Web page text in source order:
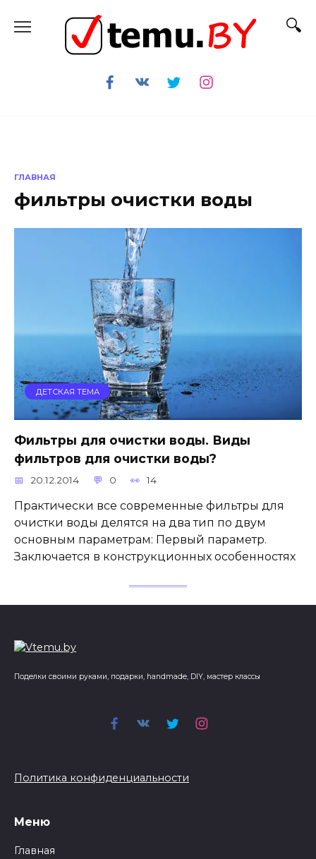
содержанию
ГЛАВНАЯ
фильтры очистки воды
ДЕТСКАЯ ТЕМА
Фильтры для очистки воды. Виды
фильтров для очистки воды?
20.12.2014 0 14
Практически все современные фильтры для
очистки воды делятся на два тип по двум
основным параметрам: Первый параметр.
Заключается в конструкционных особенностях
Поделки своими руками, подарки, handmade, DIY, мастер классы
Политика конфиденциальности
Меню
Главная